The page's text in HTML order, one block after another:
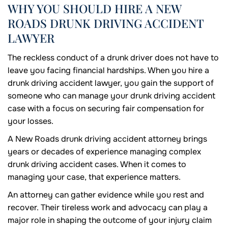
WHY YOU SHOULD HIRE A NEW
ROADS DRUNK DRIVING ACCIDENT
LAWYER
The reckless conduct of a drunk driver does not have to
leave you facing financial hardships. When you hire a
drunk driving accident lawyer, you gain the support of
someone who can manage your drunk driving accident
case with a focus on securing fair compensation for
your losses.
A New Roads drunk driving accident attorney brings
years or decades of experience managing complex
drunk driving accident cases. When it comes to
managing your case, that experience matters.
An attorney can gather evidence while you rest and
recover. Their tireless work and advocacy can play a
major role in shaping the outcome of your injury claim